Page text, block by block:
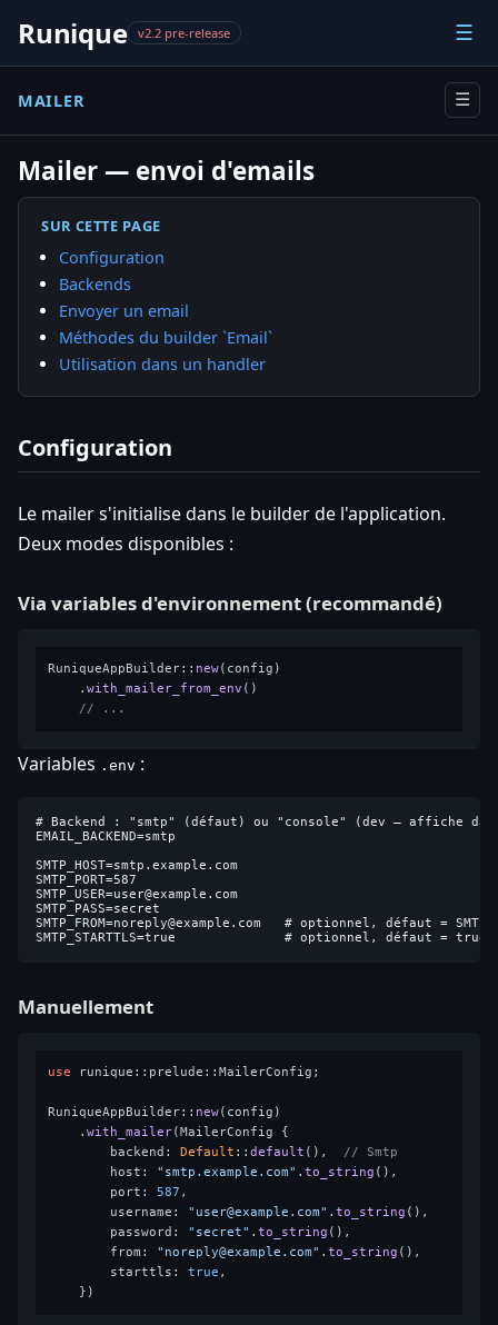
Runique v2.2 pre-release ☰
MAILER ☰
Mailer — envoi d'emails
SUR CETTE PAGE
Configuration
Backends
Envoyer un email
Méthodes du builder `Email`
Utilisation dans un handler
Configuration
Le mailer s'initialise dans le builder de l'application.
Deux modes disponibles :
Via variables d'environnement (recommandé)
RuniqueAppBuilder:: new(config)
    .
with_mailer_from_env ()
// ...
Variables .env :
# Backend : "smtp" (défaut) ou "console" (dev — affiche
EMAIL_BACKEND=smtp
SMTP_HOST=smtp.example.com
SMTP_PORT=587
SMTP_USER=user@example.com
SMTP_PASS=secret
SMTP_FROM=noreply@example.com   # optionnel, défaut =
Manuellement
use runique::prelude::MailerConfig;
RuniqueAppBuilder:: new(config)
    .
with_mailer(MailerConfig {
        backend:
Default ::default (), // Smtp
        host:
"smtp.example.com" .to_string (),
        port:
587 ,
        username:
"user@example.com" .to_string (),
        password:
"secret" .to_string (),
        from:
"noreply@example.com" .to_string (),
        starttls:
true ,